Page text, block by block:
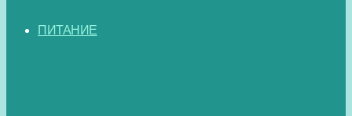
ПИТАНИЕ